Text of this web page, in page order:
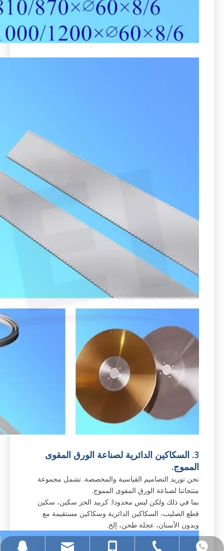
3. السكاكين الدائرية لصناعة الورق المقوى
المموج.
نحن توريد التصاميم القياسية والمخصصة. تشمل مجموعة
منتجاتنا لصناعة الورق المقوى المموج.
بما في ذلك ولكن ليس محدودا: كربيد الحز سكين، سكين
قطع الصليب، السكاكين الدائرية وسكاكين مستقيمة مع
وبدون الأسنان، عجلة طحن، إلخ.
+ 86 13965541302
+865556071185
+ 86 13965541302
yafeiblade@hotmail.com
89406822